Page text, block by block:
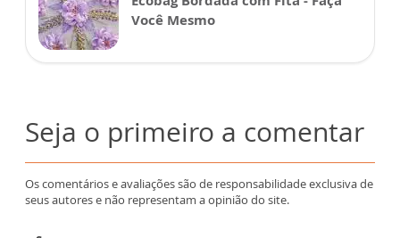
Você Mesmo
Seja o primeiro a comentar
Os comentários e avaliações são de responsabilidade exclusiva de
seus autores e não representam a opinião do site.